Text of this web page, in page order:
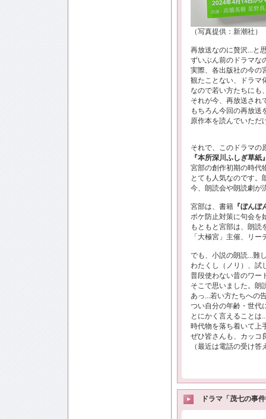
（写真提供：新潮社）
再放送なのに贅沢...と
ずいぶん前のドラマな
実際、各出版社の今の
観たことない、ドラマ
なので若い方たちにも
それが今、再放送され
もちろん今回の再放送
原作本を読んでいただ
それで、このドラマの
『本所深川ふしぎ草
宮部の創作初期の時代
とても人気なのです。
今、朗読会や朗読劇が
宮部は、書籍 『ぼんぼ
ボケ防止対策に句会を
もともと宮部は、朗読
「大極宮」主催、リ
でも、小説の朗読...難
わたくし（ノリ）、試
普段使わない昔のワー
そこで思いました。朗
あっ...若い方たちへの
つい自分の年齢・世代
とにかく言えることは
時代物を落ち着いて上
ぜひ皆さんも、カッコ
（最近は電話の受け
ドラマ「茂七の事